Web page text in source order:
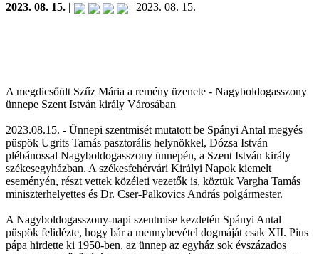
2023. 08. 15. | | 2023. 08. 15.
A megdicsőült Szűz Mária a remény üzenete - Nagyboldogasszony
ünnepe Szent István király Városában
2023.08.15. - Ünnepi szentmisét mutatott be Spányi Antal megyés
püspök Ugrits Tamás pasztorális helynökkel, Dózsa István
plébánossal Nagyboldogasszony ünnepén, a Szent István király
székesegyházban. A székesfehérvári Királyi Napok kiemelt
eseményén, részt vettek közéleti vezetők is, köztük Vargha Tamás
miniszterhelyettes és Dr. Cser-Palkovics András polgármester.
A Nagyboldogasszony-napi szentmise kezdetén Spányi Antal
püspök felidézte, hogy bár a mennybevétel dogmáját csak XII. Pius
pápa hirdette ki 1950-ben, az ünnep az egyház sok évszázados